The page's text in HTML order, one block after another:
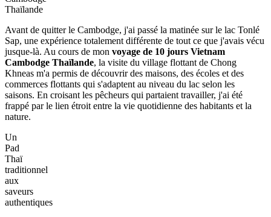
Thaïlande
Avant de quitter le Cambodge, j'ai passé la matinée sur le lac Tonlé
Sap, une expérience totalement différente de tout ce que j'avais vécu
jusque-là. Au cours de mon voyage de 10 jours Vietnam
Cambodge Thaïlande, la visite du village flottant de Chong
Khneas m'a permis de découvrir des maisons, des écoles et des
commerces flottants qui s'adaptent au niveau du lac selon les
saisons. En croisant les pêcheurs qui partaient travailler, j'ai été
frappé par le lien étroit entre la vie quotidienne des habitants et la
nature.
Un
Pad
Thaï
traditionnel
aux
saveurs
authentiques